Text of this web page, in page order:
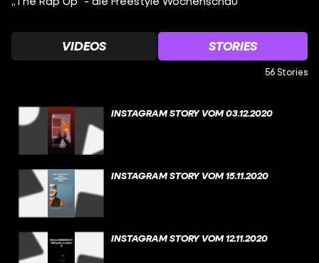
VIDEOS STORIES
56 Stories
INSTAGRAM STORY VOM 03.12.2020
INSTAGRAM STORY VOM 15.11.2020
INSTAGRAM STORY VOM 12.11.2020